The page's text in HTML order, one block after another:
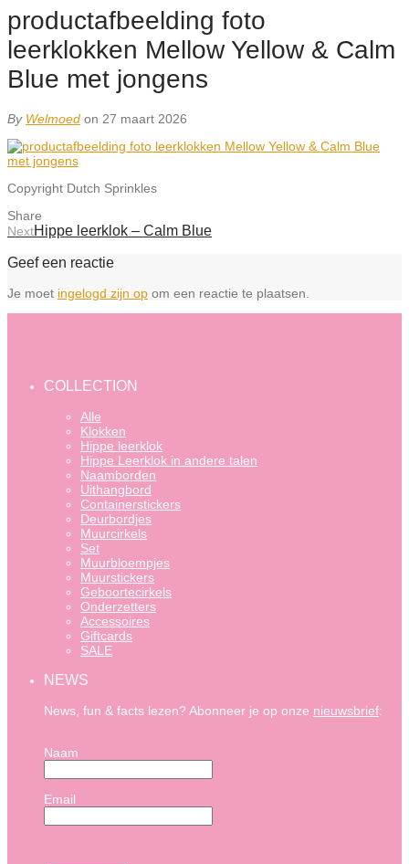
productafbeelding foto
leerklokken Mellow Yellow & Calm
Blue met jongens
By Welmoed on 27 maart 2026
Copyright Dutch Sprinkles
Share
NextHippe leerklok – Calm Blue
Geef een reactie
Je moet ingelogd zijn op om een reactie te plaatsen.
COLLECTION
Alle
Klokken
Hippe leerklok
Hippe Leerklok in andere talen
Naamborden
Uithangbord
Containerstickers
Deurbordjes
Muurcirkels
Set
Muurbloempjes
Muurstickers
Geboortecirkels
Onderzetters
Accessoires
Giftcards
SALE
NEWS
News, fun & facts lezen? Abonneer je op onze nieuwsbrief:
Naam
Email